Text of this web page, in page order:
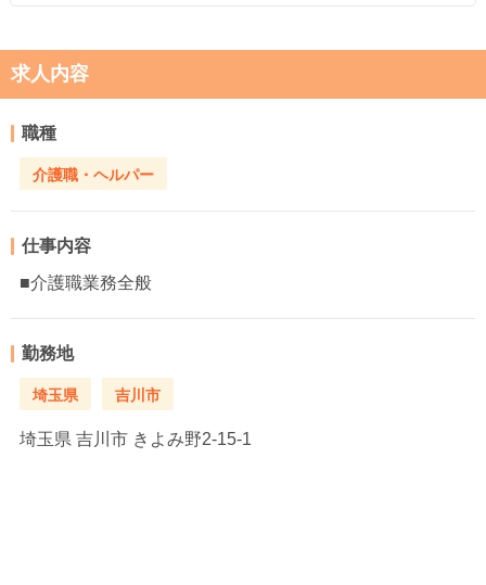
求人内容
職種
介護職・ヘルパー
仕事内容
■介護職業務全般
勤務地
埼玉県 吉川市
埼玉県 吉川市 きよみ野2-15-1